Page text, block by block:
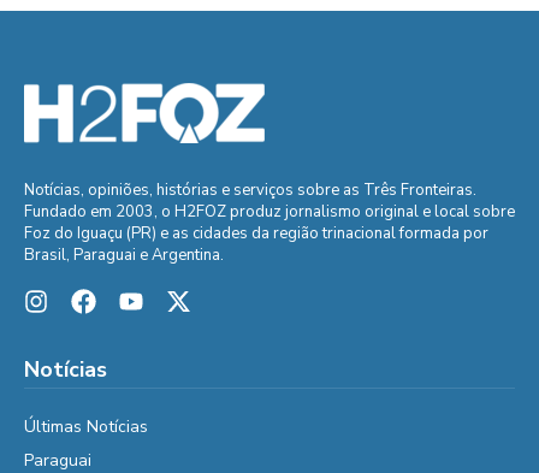
Notícias, opiniões, histórias e serviços sobre as Três Fronteiras.
Fundado em 2003, o H2FOZ produz jornalismo original e local sobre
Foz do Iguaçu (PR) e as cidades da região trinacional formada por
Brasil, Paraguai e Argentina.
Notícias
Últimas Notícias
Paraguai